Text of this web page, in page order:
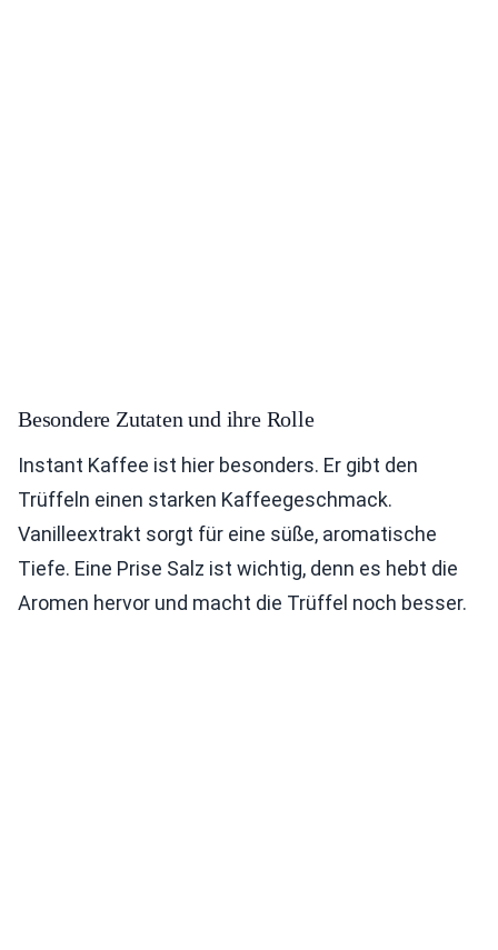
Besondere Zutaten und ihre Rolle
Instant Kaffee ist hier besonders. Er gibt den
Trüffeln einen starken Kaffeegeschmack.
Vanilleextrakt sorgt für eine süße, aromatische
Tiefe. Eine Prise Salz ist wichtig, denn es hebt die
Aromen hervor und macht die Trüffel noch besser.